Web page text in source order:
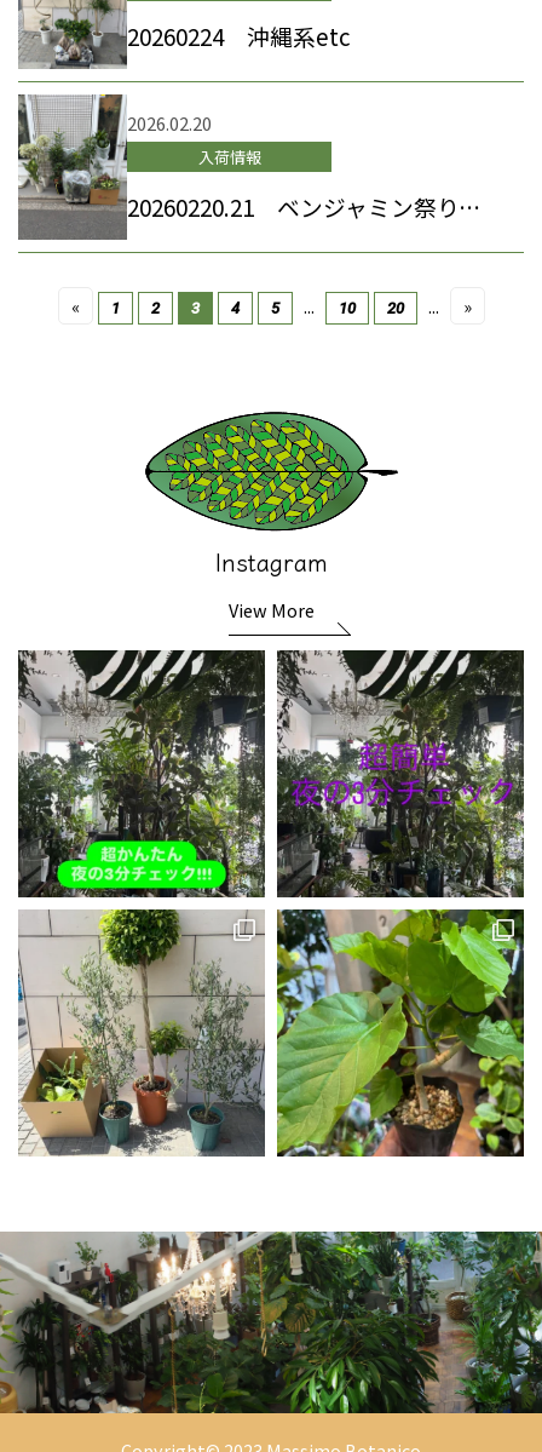
20260224 沖縄系etc
2026.02.20
入荷情報
20260220.21 ベンジャミン祭り、リーフ系etc
« 1 2 3 4 5 ... 10 20 ... »
Instagram
View More